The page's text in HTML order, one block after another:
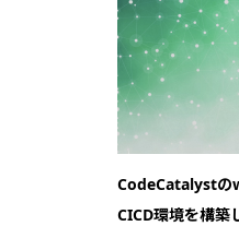
CodeCatalystの
CICD環境を構築